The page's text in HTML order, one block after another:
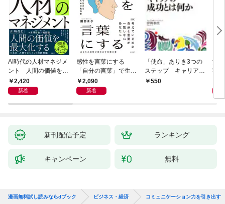
AI時代の人材マネジメ
ント 人間の価値を最
大化する条件
2,420
新着
感性を言葉にする
「自分の言葉」で生き
るための教科書
2,090
新着
「使命」ありき3つの
ステップ キャリアの
成功とは何か
550
決
字
「
ト」
新刊配信予定 ランキング
キャンペーン 無料
漫画無料試し読みならdブック ビジネス・経済 コミュニケーション力を引き出す